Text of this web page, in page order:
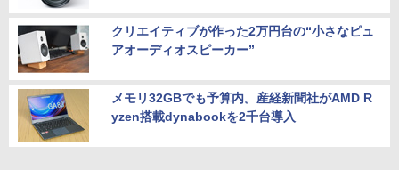
クリエイティブが作った2万円台の“小さなピュ
アオーディオスピーカー”
メモリ32GBでも予算内。産経新聞社がAMD R
yzen搭載dynabookを2千台導入